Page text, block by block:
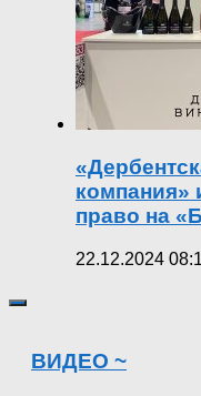
компания»
право на
22.12.2024
ВИДЕО ~